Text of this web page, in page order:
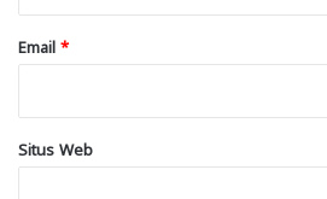
Email *
Situs Web